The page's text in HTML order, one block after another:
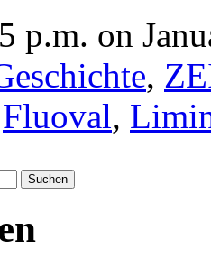
p.m. on
,
Fluoval,